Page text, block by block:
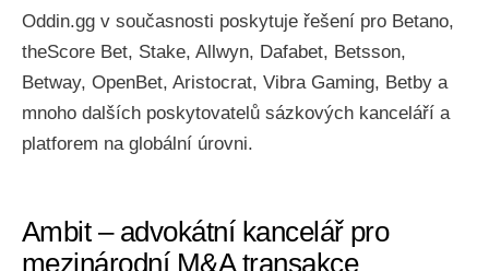
Oddin.gg v současnosti poskytuje řešení pro Betano,
theScore Bet, Stake, Allwyn, Dafabet, Betsson,
Betway, OpenBet, Aristocrat, Vibra Gaming, Betby a
mnoho dalších poskytovatelů sázkových kanceláří a
platforem na globální úrovni.
Ambit – advokátní kancelář pro
mezinárodní M&A transakce